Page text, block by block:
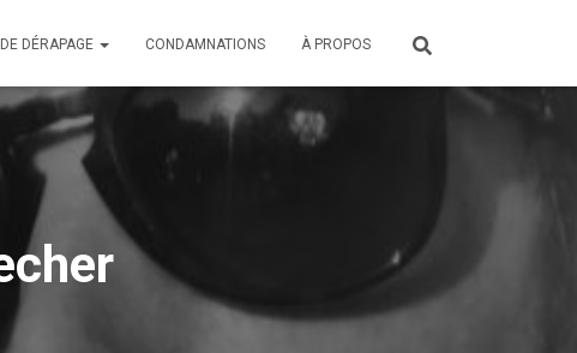
DÉRAPAGE CONDAMNATIONS À PROPOS